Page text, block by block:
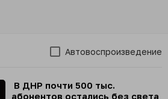
Автовоспроизведение
⁣ В ДНР почти 500 тыс.
абонентов остались без света